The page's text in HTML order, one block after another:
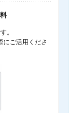
。
にご活用くださ